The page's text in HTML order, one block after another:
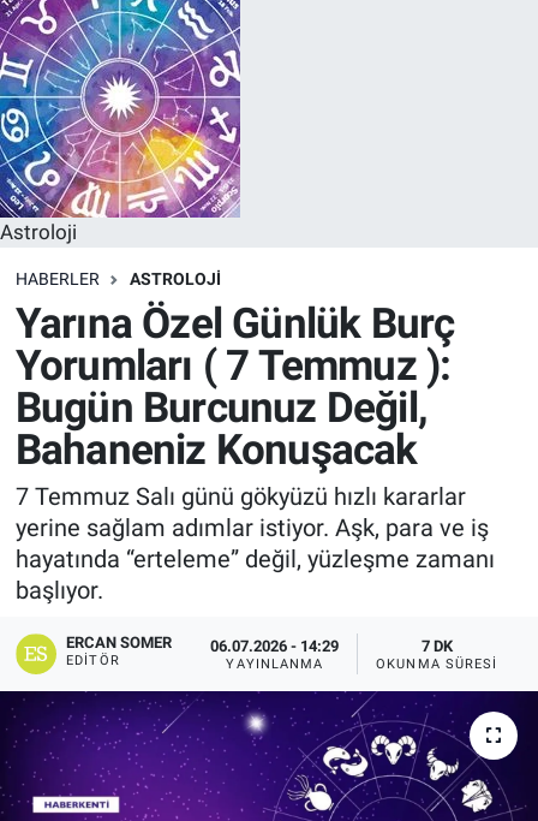
Astroloji
HABERLER ASTROLOJI
Yarına Özel Günlük Burç
Yorumları ( 7 Temmuz ):
Bugün Burcunuz Değil,
Bahaneniz Konuşacak
7 Temmuz Salı günü gökyüzü hızlı kararlar
yerine sağlam adımlar istiyor. Aşk, para ve iş
hayatında “erteleme” değil, yüzleşme zamanı
başlıyor.
ERCAN SOMER
EDITÖR
06.07.2026 - 14:29
YAYINLANMA
7 DK
OKUNMA SÜRESI